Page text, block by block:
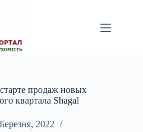
продаж новых
квартала Shagal
2022